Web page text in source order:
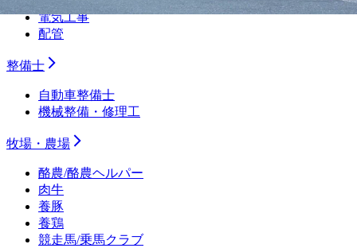
電気工事
配管
整備士
自動車整備士
機械整備・修理工
牧場・農場
酪農/酪農ヘルパー
肉牛
養豚
養鶏
競走馬/乗馬クラブ